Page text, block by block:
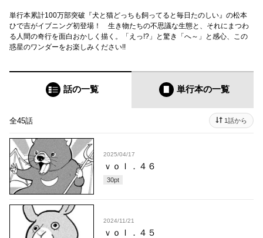
単行本累計100万部突破『犬と猫どっちも飼ってると毎日たのしい』の松本
ひで吉がイブニング初登場！ 生き物たちの不思議な生態と、それにまつわ
る人間の奇行を面白おかしく描く。「えっ!?」と驚き「へ～」と感心、この
惑星のワンダーをお楽しみください!!
話の一覧 単行本の一覧
全45話 1話から
2025/04/17
ｖｏｌ．４６
30pt
2024/11/21
ｖｏｌ．４５